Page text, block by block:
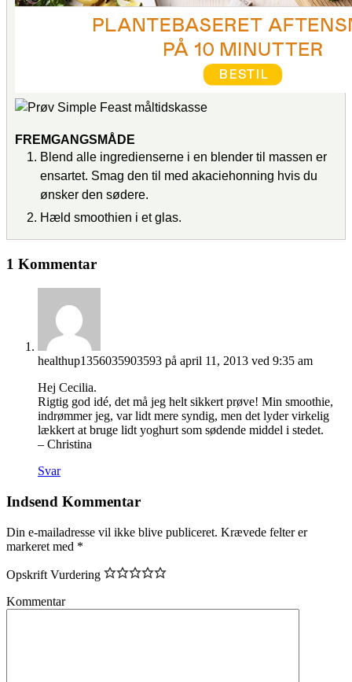
FREMGANGSMÅDE
Blend alle ingredienserne i en blender til massen er
ensartet. Smag den til med akaciehonning hvis du
ønsker den sødere.
Hæld smoothien i et glas.
1 Kommentar
healthup1356035903593 på april 11, 2013 ved 9:35 am
Hej Cecilia.
Rigtig god idé, det må jeg helt sikkert prøve! Min smoothie,
indrømmer jeg, var lidt mere syndig, men det lyder virkelig
lækkert at bruge lidt yoghurt som sødende middel i stedet.
– Christina
Svar
Indsend Kommentar
Din e-mailadresse vil ikke blive publiceret. Krævede felter er
markeret med *
Opskrift Vurdering
Kommentar